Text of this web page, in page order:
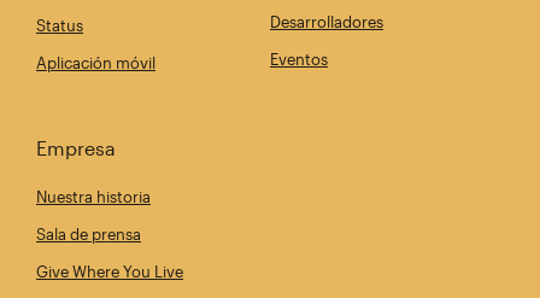
Status
Aplicación móvil
Desarrolladores
Eventos
Empresa
Nuestra historia
Sala de prensa
Give Where You Live